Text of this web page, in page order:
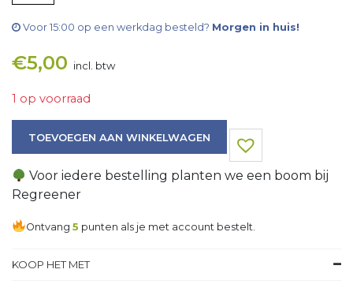
Voor 15:00 op een werkdag besteld? Morgen in huis!
€5,00 incl. btw
1 op voorraad
TOEVOEGEN AAN WINKELWAGEN
Voor iedere bestelling planten we een boom bij
Regreener
Ontvang5 punten als je met account bestelt.
KOOP HET MET